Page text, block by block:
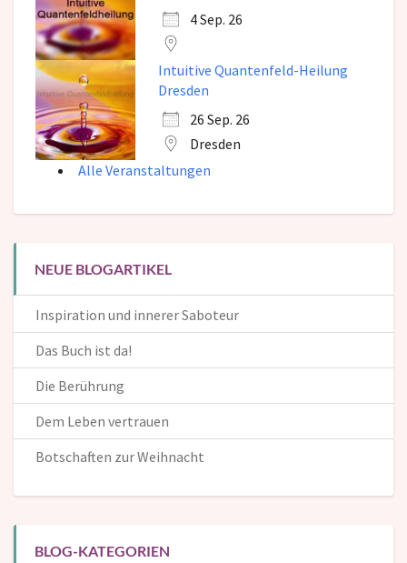
4 Sep. 26
Intuitive Quantenfeld-Heilung
Dresden
26 Sep. 26
Dresden
Alle Veranstaltungen
NEUE BLOGARTIKEL
Inspiration und innerer Saboteur
Das Buch ist da!
Die Berührung
Dem Leben vertrauen
Botschaften zur Weihnacht
BLOG-KATEGORIEN